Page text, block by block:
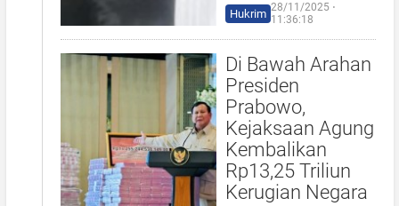
Hukrim 28/11/2025 ⋅
11:36:18
Di Bawah Arahan
Presiden
Prabowo,
Kejaksaan Agung
Kembalikan
Rp13,25 Triliun
Kerugian Negara